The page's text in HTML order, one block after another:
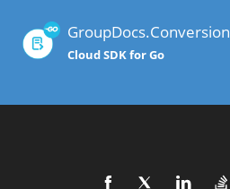
GroupDocs.Conversion
Cloud SDK for Go